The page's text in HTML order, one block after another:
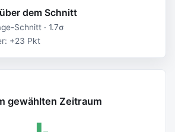
dem Schnitt
Schnitt · 1.7σ
+23 Pkt
gewählten Zeitraum